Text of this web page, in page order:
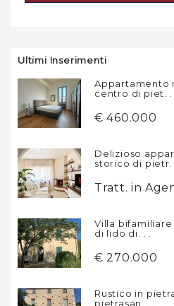
Ultimi Inserimenti
Appartamento
centro di piet. . .
€ 460.000
Delizioso
storico di pietr. .
Tratt. in
Villa
di lido di. . .
€ 270.000
Rustico in
pietrasan. . .